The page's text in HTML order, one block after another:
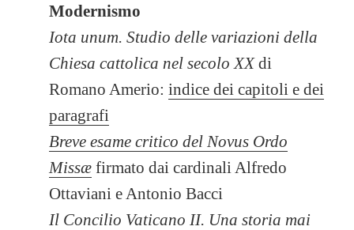
Modernismo
Iota unum. Studio delle variazioni della
Chiesa cattolica nel secolo XXdi
Romano Amerio:indice dei capitoli e dei
paragrafi
Breve esame critico del Novus Ordo
Missæ firmato dai cardinali Alfredo
Ottaviani e Antonio Bacci
Il Concilio Vaticano II. Una storia mai